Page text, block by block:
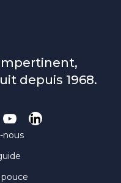
depuis 1968.
nous